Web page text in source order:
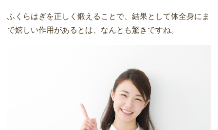
ふくらはぎを正しく鍛えることで、結果として体全身にま
で嬉しい作用があるとは、なんとも驚きですね。